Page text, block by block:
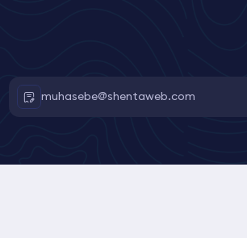
muhasebe@shentaweb.com